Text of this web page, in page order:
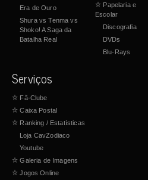
Era de Ouro
Shura vs Tenma vs
Shoko! A Saga da
Batalha Real
☆ Papelaria e
Escolar
Discografia
DVDs
Blu-Rays
Serviços
☆ Fã-Clube
☆ Caixa Postal
☆ Ranking / Estatísticas
Loja CavZodiaco
Youtube
☆ Galeria de Imagens
☆ Jogos Online